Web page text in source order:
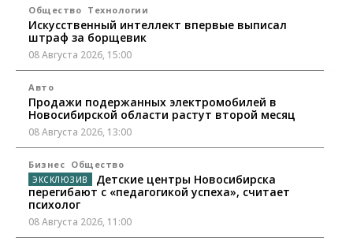
Общество Технологии
Искусственный интеллект впервые выписал
штраф за борщевик
08 Августа 2026, 15:00
Авто
Продажи подержанных электромобилей в
Новосибирской области растут второй месяц
08 Августа 2026, 13:00
Бизнес Общество
Детские центры Новосибирска
перегибают с «педагогикой успеха», считает
психолог
08 Августа 2026, 11:00